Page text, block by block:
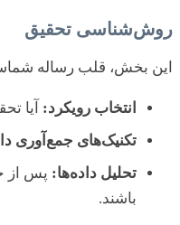
روش‌شناسی تحقیق
این بخش، قلب رساله
انتخاب رویکرد: آیا
تکنیک‌های جمع‌آوری
تحلیل داده‌ها:
باشند.